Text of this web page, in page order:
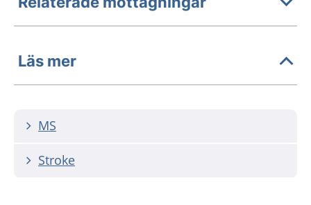
Läs mer
MS
Stroke